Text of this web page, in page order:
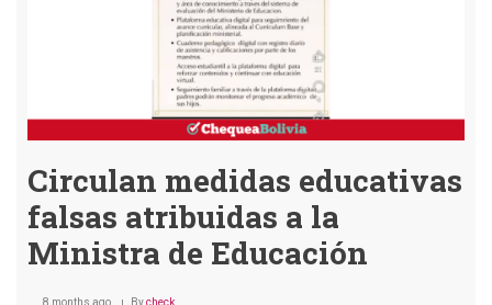
Circulan medidas educativas
falsas atribuidas a la
Ministra de Educación
8 months ago Bycheck